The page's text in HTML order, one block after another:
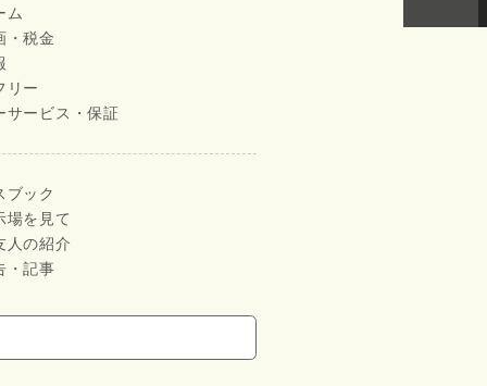
ム
・税金
リー
サービス・保証
ブック
場を見て
人の紹介
・記事